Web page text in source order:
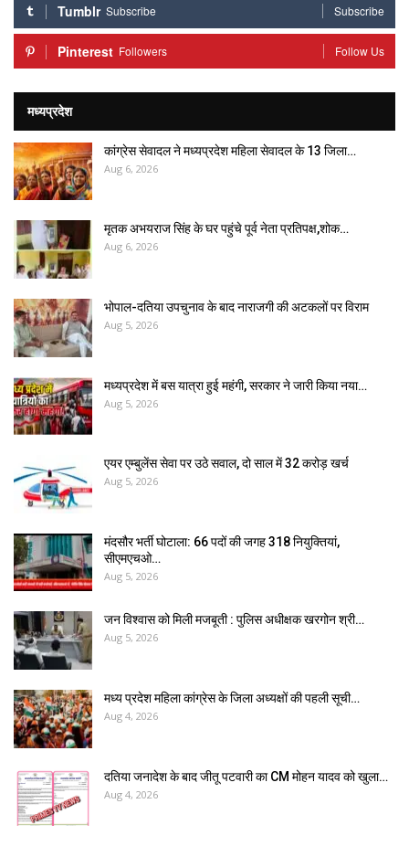
Tumblr Subscribe Subscribe
Pinterest Followers Follow Us
मध्यप्रदेश
कांग्रेस सेवादल ने मध्यप्रदेश महिला सेवादल के 13 जिला…
Aug 6, 2026
मृतक अभयराज सिंह के घर पहुंचे पूर्व नेता प्रतिपक्ष,शोक…
Aug 6, 2026
भोपाल-दतिया उपचुनाव के बाद नाराजगी की अटकलों पर विराम
Aug 5, 2026
मध्यप्रदेश में बस यात्रा हुई महंगी, सरकार ने जारी किया नया…
Aug 5, 2026
एयर एम्बुलेंस सेवा पर उठे सवाल, दो साल में ₹32 करोड़ खर्च
Aug 5, 2026
मंदसौर भर्ती घोटाला: 66 पदों की जगह 318 नियुक्तियां,
सीएमएचओ…
Aug 5, 2026
जन विश्वास को मिली मजबूती : पुलिस अधीक्षक खरगोन श्री…
Aug 5, 2026
मध्य प्रदेश महिला कांग्रेस के जिला अध्यक्षों की पहली सूची…
Aug 4, 2026
दतिया जनादेश के बाद जीतू पटवारी का CM मोहन यादव को खुला…
Aug 4, 2026